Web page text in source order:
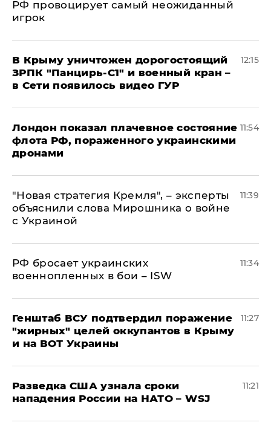
РФ провоцирует самый неожиданный
игрок
В Крыму уничтожен дорогостоящий
ЗРПК "Панцирь-С1" и военный кран –
в Сети появилось видео ГУР
12:15
Лондон показал плачевное состояние
флота РФ, пораженного украинскими
дронами
11:54
"Новая стратегия Кремля", – эксперты
объяснили слова Мирошника о войне
с Украиной
11:39
РФ бросает украинских
военнопленных в бои – ISW
11:34
Генштаб ВСУ подтвердил поражение
"жирных" целей оккупантов в Крыму
и на ВОТ Украины
11:27
Разведка США узнала сроки
нападения России на НАТО – WSJ
11:21